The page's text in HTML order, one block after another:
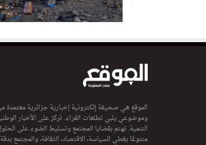
الموقع هي صحيفة إلكترونية إخبارية جزائرية معتمدة
وموضوعي يلبي تطلعات القراء. تركز على الأخبار
التنمية. تهتم بقضايا المجتمع وتسليط الضوء على
متنوعًا يغطي السياسة، الاقتصاد، الثقافة، والمجتمع